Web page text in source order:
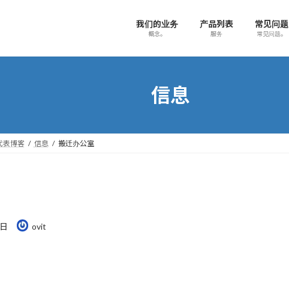
我们的业务
概念。
产品列表
服务
常见问题
常见问题。
信息
表博客 信息 搬迁办公室
ovit